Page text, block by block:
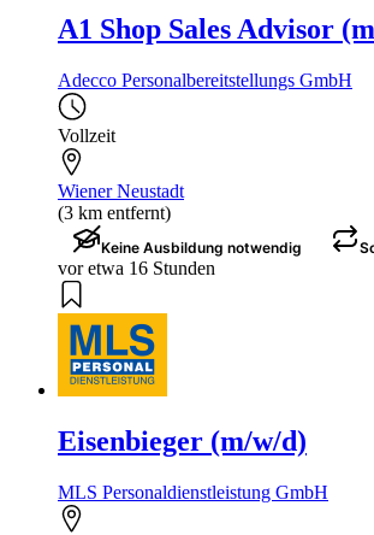
A1 Shop Sales Advisor
Adecco Personalbereitstellungs GmbH
Vollzeit
Wiener Neustadt
(3 km entfernt)
Keine Ausbildung notwendig
vor etwa 16 Stunden
Eisenbieger (m/w/d)
MLS Personaldienstleistung GmbH